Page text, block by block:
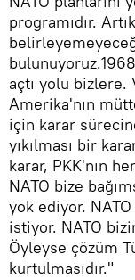
programıdır.
açtı yolu bizlere.
Amerika'nın
için karar
yıkılması bir
karar, PKK'nın
NATO bize
yok ediyor.
istiyor. NATO
Öyleyse çözüm
kurtulmasıdır."